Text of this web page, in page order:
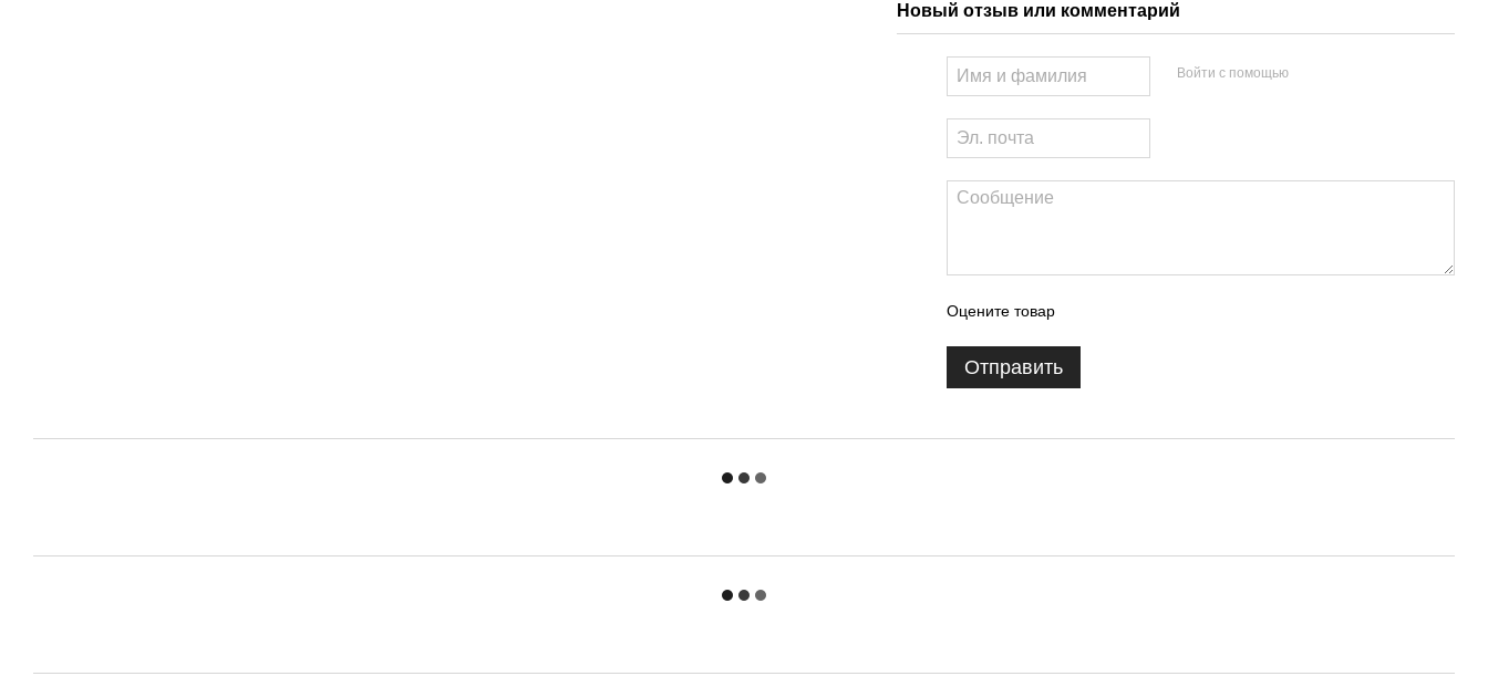
Новый отзыв или комментарий
Войти с помощью
Оцените товар
Отправить